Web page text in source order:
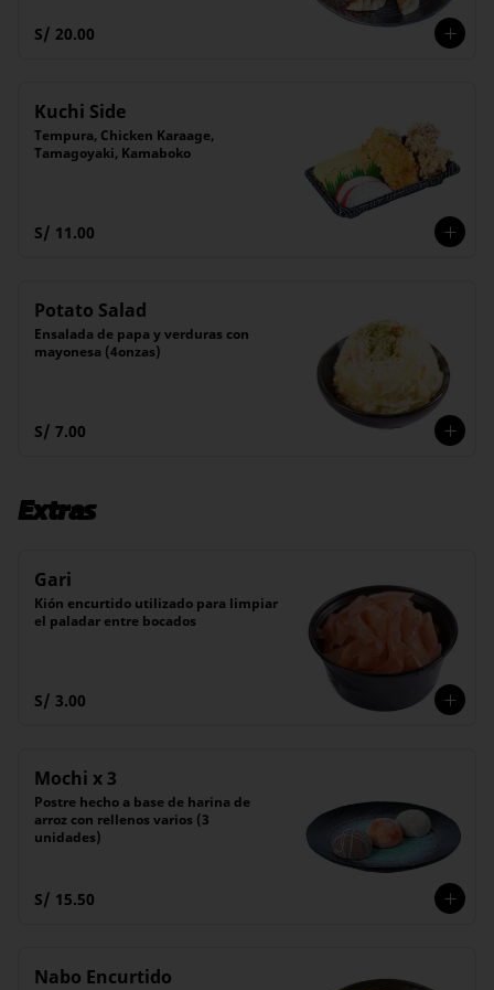
S/ 20.00
Kuchi Side
Tempura, Chicken Karaage,
Tamagoyaki, Kamaboko
S/ 11.00
Potato Salad
Ensalada de papa y verduras con
mayonesa (4onzas)
S/ 7.00
Extras
Gari
Kión encurtido utilizado para limpiar
el paladar entre bocados
S/ 3.00
Mochi x 3
Postre hecho a base de harina de
arroz con rellenos varios (3
unidades)
S/ 15.50
Nabo Encurtido